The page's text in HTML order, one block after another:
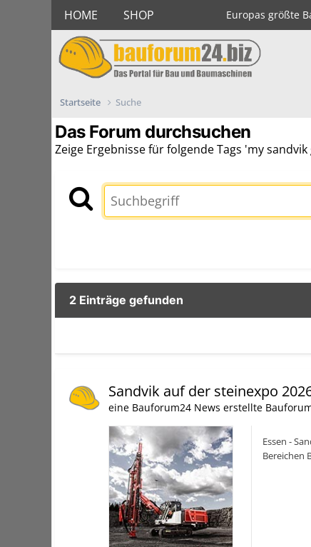
HOME SHOP Europas größte
Startseite Suche
Das Forum durchsuchen
Zeige Ergebnisse für folgende Tags 'my sandvik
2 Einträge gefunden
Sandvik auf der steinexpo
eine Bauforum24 News erstellte
Essen -
Bereichen